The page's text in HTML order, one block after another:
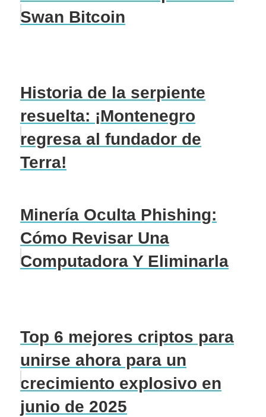
Swan Bitcoin
Historia de la serpiente
resuelta: ¡Montenegro
regresa al fundador de
Terra!
Minería Oculta Phishing:
Cómo Revisar Una
Computadora Y Eliminarla
Top 6 mejores criptos para
unirse ahora para un
crecimiento explosivo en
junio de 2025